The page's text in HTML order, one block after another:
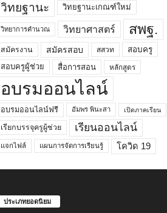
วิทยฐานะ วิทยฐานะเกณฑ์ใหม่
วิทยาการคำนวณ วิทยาศาสตร์ สพฐ.
สมัครงาน สมัครสอบ สสวท
สอบครู
สอบครูผู้ช่วย
สื่อการสอน หลักสูตร
อบรมออนไลน์
อบรมออนไลน์ฟรี อัมพร พินะสา เปิดภาคเรียน
เรียกบรรจุครูผู้ช่วย เรียนออนไลน์
แจกไฟล์ แผนการจัดการเรียนรู้ โควิด 19
ประเภทยอดนิยม